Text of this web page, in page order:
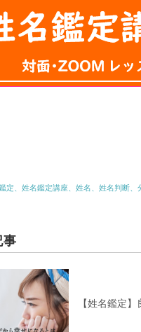
定、姓名鑑定講座、姓名、姓名判断、
事
【姓名鑑定